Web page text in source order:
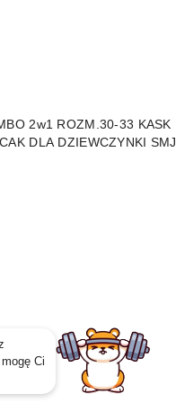
2w1 ROZM.30-33 KASK
DLA DZIEWCZYNKI SMJ